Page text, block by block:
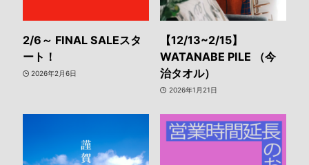
2/6～ FINAL SALEスタ
ート！
2026年2月6日
【12/13~2/15】
WATANABE PILE （今
治タオル）
2026年1月21日